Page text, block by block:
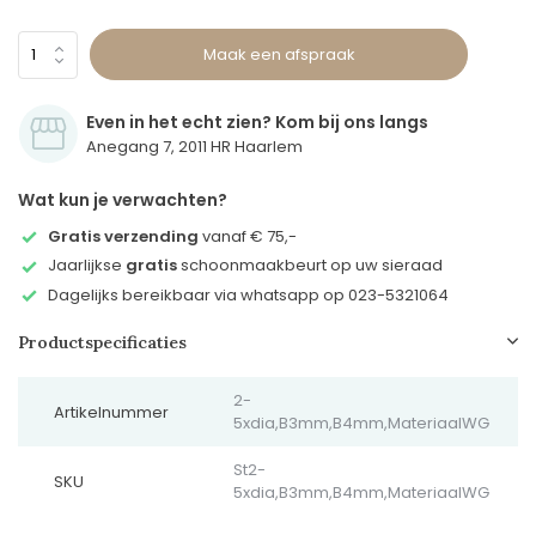
Maak een afspraak
Even in het echt zien? Kom bij ons langs
Anegang 7, 2011 HR Haarlem
Wat kun je verwachten?
Gratis verzending vanaf € 75,-
Jaarlijkse gratisschoonmaakbeurt op uw sieraad
Dagelijks bereikbaar via whatsapp op 023-5321064
Productspecificaties
Artikelnummer
2-
5xdia,B3mm,B4mm,MateriaalWG
SKU
St2-
5xdia,B3mm,B4mm,MateriaalWG